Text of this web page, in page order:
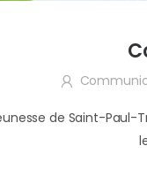
de Saint-